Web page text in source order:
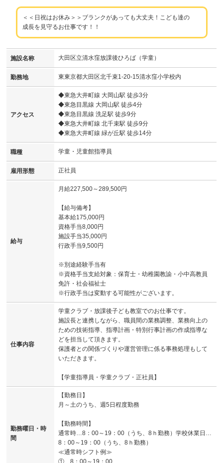
＜＜日祝はお休み＞＞ブランクがあっても大丈夫！こども達の
成長を見守るお仕事です！！
施設名称 大田区立清水窪放課後ひろば（学童）
勤務地 東東京都大田区北千束1-20-15清水窪小学校内
アクセス
◆東急大井町線 大岡山駅 徒歩3分
◆東急目黒線 大岡山駅 徒歩4分
◆東急目黒線 洗足駅 徒歩9分
◆東急大井町線 北千束駅 徒歩9分
◆東急大井町線 緑が丘駅 徒歩14分
職種 学童・児童館指導員
雇用形態 正社員
給与
月給227,500～289,500円
【給与備考】
基本給175,000円
資格手当8,000円
施設手当35,000円
行政手当9,500円
※別途経験手当有
※資格手当支給対象：保育士・幼稚園教諭・小中高教員
免許・社会福祉士
※行政手当は変動する可能性がございます。
仕事内容
学童クラブ・放課後子ども教室でのお仕事です。
施設長と連携しながら、職員間の業務調整、業務向上の
ための技術指導、指導計画・特別行事計画の作成指導な
どを担当して頂きます。
保護者との関係づくりや運営管理に係る事務処理もして
いただきます。
【学童指導員・学童クラブ・正社員】
勤務曜日・時
間
【勤務日】
月～土のうち、週5日程度勤務
【勤務時間】
通常時…8：00～19：00（うち、8ｈ勤務）学校休業日…
8：00～19：00（うち、8ｈ勤務）
≪通常時シフト例≫
①…8：00～19：00